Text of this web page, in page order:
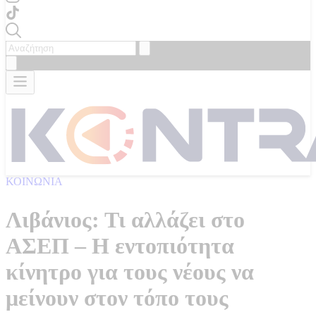
ΚΟΙΝΩΝΙΑ
Λιβάνιος: Τι αλλάζει στο
ΑΣΕΠ – Η εντοπιότητα
κίνητρο για τους νέους να
μείνουν στον τόπο τους